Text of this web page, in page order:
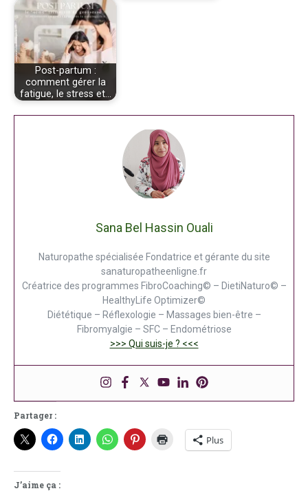
Post-partum :
comment gérer la
fatigue, le stress et…
Sana Bel Hassin Ouali
Naturopathe spécialisée Fondatrice et gérante du site
sanaturopatheenligne.fr
Créatrice des programmes FibroCoaching© – DietiNaturo© –
HealthyLife Optimizer©
Diététique – Réflexologie – Massages bien-être –
Fibromyalgie – SFC – Endométriose
>>> Qui suis-je ? <<<
Partager :
Plus
J’aime ça :